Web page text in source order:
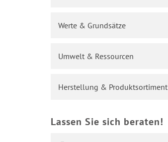
Werte & Grundsätze
Umwelt & Ressourcen
Herstellung & Produktsortiment
Lassen Sie sich beraten!